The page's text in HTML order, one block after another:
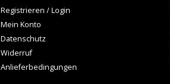
Registrieren / Login
Mein Konto
Datenschutz
Widerruf
Anlieferbedingungen